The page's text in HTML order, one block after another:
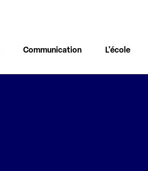
Communication L'école